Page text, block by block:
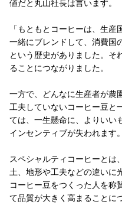
値だと丸山社長は言います。
「もともとコーヒーは、生
一緒にブレンドして、消費国
という歴史がありました。そ
ることにつながりました。
一方で、どんなに生産者が農
工夫していないコーヒー豆と
ては、一生懸命に、よりいい
インセンティブが失われます。
スペシャルティコーヒーとは
土、地形や工夫などの違いに
コーヒー豆をつくった人を称
て品質が大きく高まることに